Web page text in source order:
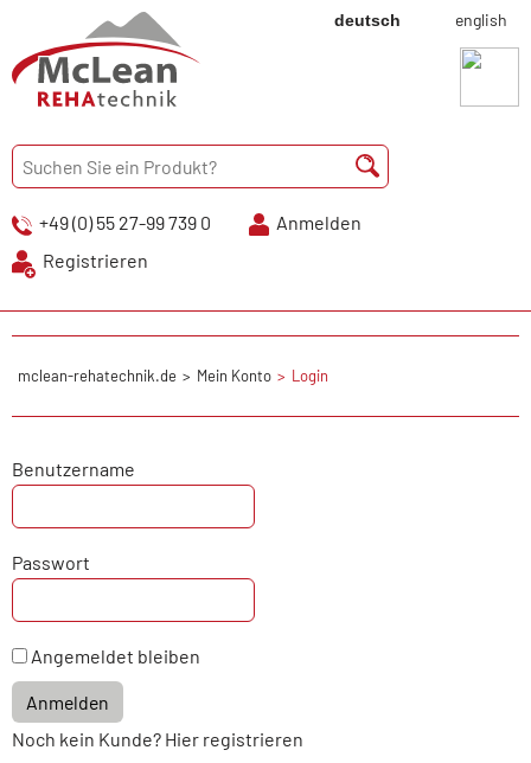
deutsch english
+49 (0) 55 27-99 739 0
Anmelden
Registrieren
mclean-rehatechnik.de Mein Konto Login
Benutzername
Passwort
Angemeldet bleiben
Anmelden
Noch kein Kunde? Hier registrieren